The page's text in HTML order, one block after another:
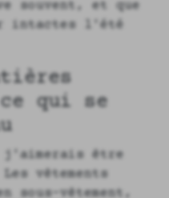
souvent, et que
intactes l'été
qui se
j'aimerais être
vêtements
sous-vêtement,